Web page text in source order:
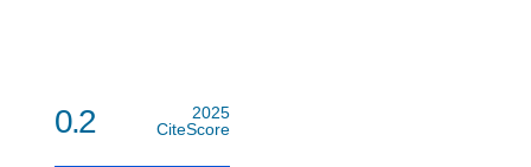
0.2
2025
CiteScore